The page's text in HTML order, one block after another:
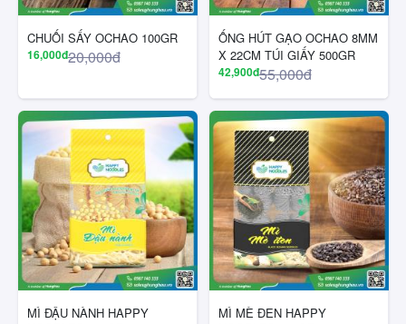
CHUỐI SẤY OCHAO 100GR
16,000đ20,000đ
ỐNG HÚT GẠO OCHAO 8MM
X 22CM TÚI GIẤY 500GR
42,900đ55,000đ
MÌ ĐẬU NÀNH HAPPY
MÌ MÈ ĐEN HAPPY